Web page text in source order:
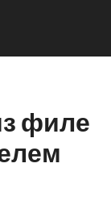
филе